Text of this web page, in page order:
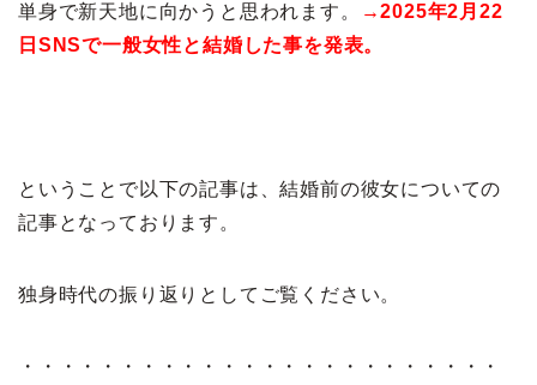
単身で新天地に向かうと思われます。
→2025年2月22
日SNSで一般女性と結婚した事を発表。
ということで以下の記事は、結婚前の彼女についての
記事となっております。
独身時代の振り返りとしてご覧ください。
・・・・・・・・・・・・・・・・・・・・・・・・